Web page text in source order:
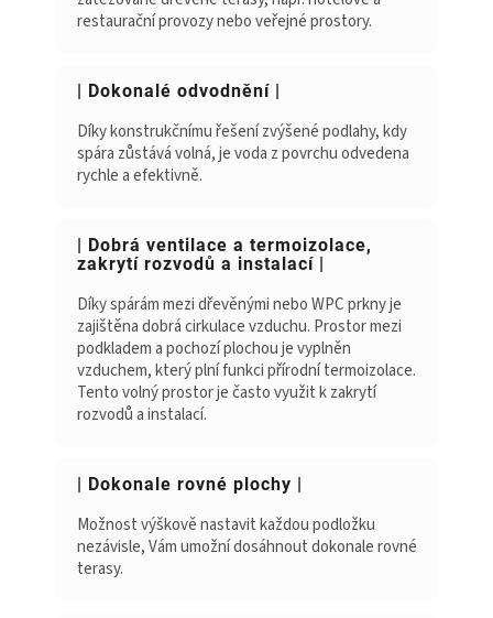
restaurační provozy nebo veřejné prostory.
| Dokonalé odvodnění |
Díky konstrukčnímu řešení zvýšené podlahy, kdy
spára zůstává volná, je voda z povrchu odvedena
rychle a efektivně.
| Dobrá ventilace a termoizolace,
zakrytí rozvodů a instalací |
Díky spárám mezi dřevěnými nebo WPC prkny je
zajištěna dobrá cirkulace vzduchu. Prostor mezi
podkladem a pochozí plochou je vyplněn
vzduchem, který plní funkci přírodní termoizolace.
Tento volný prostor je často využit k zakrytí
rozvodů a instalací.
| Dokonale rovné plochy |
Možnost výškově nastavit každou podložku
nezávisle, Vám umožní dosáhnout dokonale rovné
terasy.